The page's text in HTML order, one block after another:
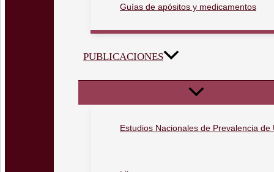
Guías de apósitos y medicamentos
PUBLICACIONES
Estudios Nacionales de Prevalencia de